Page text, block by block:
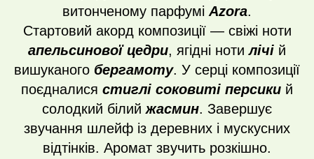
витонченому парфумі Azora.
Стартовий акорд композиції — свіжі ноти
апельсинової цедри, ягідні нотилічі й
вишуканого бергамоту. У серці композиції
поєдналися стиглі соковиті персики й
солодкий білий жасмин. Завершує
звучання шлейф із деревних і мускусних
відтінків. Аромат звучить розкішно.